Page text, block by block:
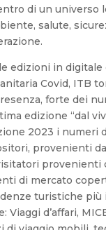
di un universo
salute,
edizioni in digitale
Covid, ITB
forte dei
edizione “dal
2023 i numeri
provenienti da
provenienti
di mercato
turistiche più
Viaggi d’affari,